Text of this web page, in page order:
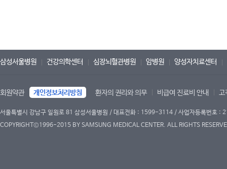
삼성서울병원 건강의학센터 심장뇌혈관병원 암병원 양성자치료센터
회원약관 개인정보처리방침 환자의 권리와 의무 비급여 진료비 안내 고
서울특별시 강남구 일원로 81 삼성서울병원 / 대표전화 : 1599-3114 / 사업자등록번호
COPYRIGHT©1996-2015 BY SAMSUNG MEDICAL CENTER. ALL RIGHTS